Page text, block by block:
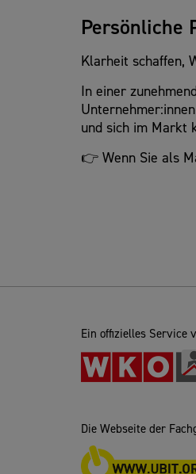
Persönliche
Klarheit schaffen,
In einer
und sich im Markt
👉 Wenn Sie als
Ein offizielles Service
Die Webseite der